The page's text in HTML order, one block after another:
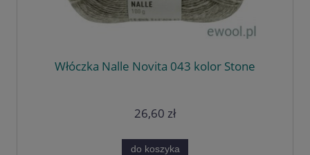
Włóczka Nalle Novita 043 kolor Stone
26,60 zł
do koszyka